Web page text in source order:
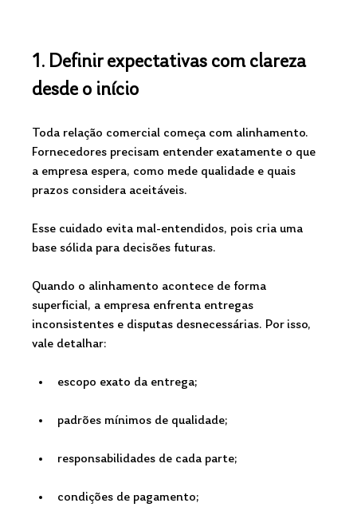
1. Definir expectativas com clareza
desde o início
Toda relação comercial começa com alinhamento.
Fornecedores precisam entender exatamente o que
a empresa espera, como mede qualidade e quais
prazos considera aceitáveis.
Esse cuidado evita mal-entendidos, pois cria uma
base sólida para decisões futuras.
Quando o alinhamento acontece de forma
superficial, a empresa enfrenta entregas
inconsistentes e disputas desnecessárias. Por isso,
vale detalhar:
escopo exato da entrega;
padrões mínimos de qualidade;
responsabilidades de cada parte;
condições de pagamento;